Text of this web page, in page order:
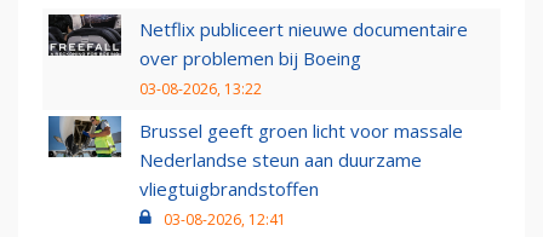
Netflix publiceert nieuwe documentaire
over problemen bij Boeing
03-08-2026, 13:22
Brussel geeft groen licht voor massale
Nederlandse steun aan duurzame
vliegtuigbrandstoffen
03-08-2026, 12:41